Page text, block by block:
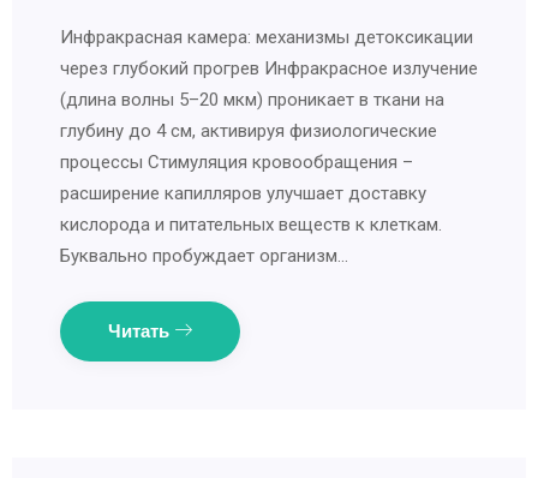
Инфракрасная камера: механизмы детоксикации
через глубокий прогрев Инфракрасное излучение
(длина волны 5–20 мкм) проникает в ткани на
глубину до 4 см, активируя физиологические
процессы Стимуляция кровообращения –
расширение капилляров улучшает доставку
кислорода и питательных веществ к клеткам.
Буквально пробуждает организм…
Читать